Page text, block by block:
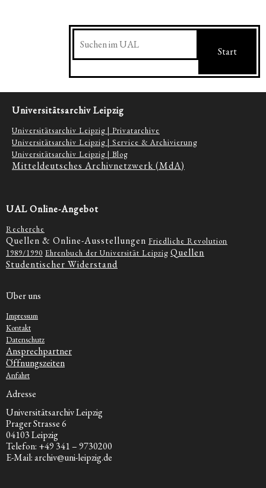
Suchen
Start
Universitätsarchiv Leipzig
Universitätsarchiv Leipzig | Privatarchive
Universitätsarchiv Leipzig | Service & Archivierung
Universitätsarchiv Leipzig | Blog
Mitteldeutsches Archivnetzwerk (MdA)
UAL Online-Angebot
Recherche
Quellen & Online-Ausstellungen Friedliche Revolution
1989/1990 Ehrenbuch der Universität Leipzig Quellen
Studentischer Widerstand
Über uns
Impressum
Kontakt
Datenschutz
Ansprechpartner
Öffnungszeiten
Anfahrt
Adresse
Universitätsarchiv Leipzig
Prager Strasse 6
04103 Leipzig
Telefon: +49 341 – 9730200
E-Mail: archiv@uni-leipzig.de